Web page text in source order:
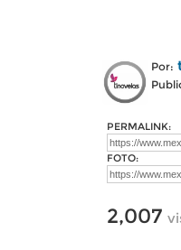
Por:
PERMALINK:
FOTO:
2,007